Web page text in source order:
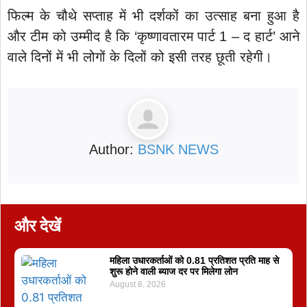
फिल्म के चौथे सप्ताह में भी दर्शकों का उत्साह बना हुआ है
और टीम को उम्मीद है कि ‘कृष्णावतारम पार्ट 1 – द हार्ट’ आने
वाले दिनों में भी लोगों के दिलों को इसी तरह छूती रहेगी।
Author: BSNK NEWS
और देखें
महिला उधारकर्ताओं को 0.81 प्रतिशत प्रति माह से
शुरू होने वाली ब्याज दर पर मिलेगा लोन
August 8, 2026